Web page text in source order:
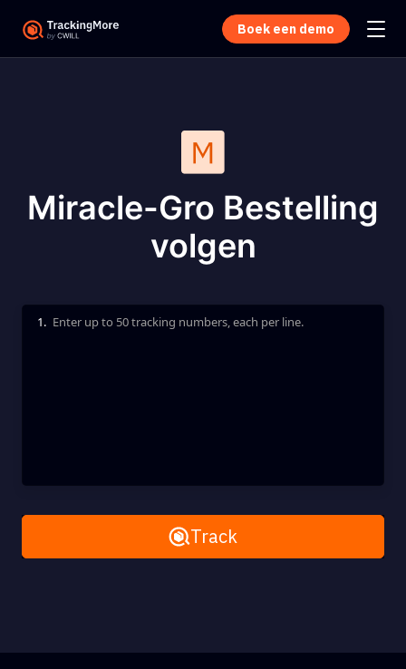
Boek een demo
Miracle-Gro Bestelling
volgen
Enter up to 50 tracking numbers, each per line.
1.
Remove AllTrack